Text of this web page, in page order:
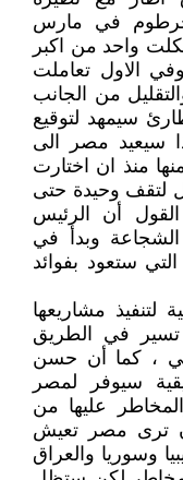
في مارس
واحد من اكبر
الاول تعاملت
من الجانب
سيمهد لتوقيع
سيعيد مصر الى
منذ ان اختارت
لتقف وحيدة حتى
أن الرئيس
وبدأ في
ستعود بفوائد
لتنفيذ مشاريعها
تسير في الطريق
، كما أن حسن
سيوفر لمصر
عليها من
أن ترى مصر تعيش
وسوريا والعراق